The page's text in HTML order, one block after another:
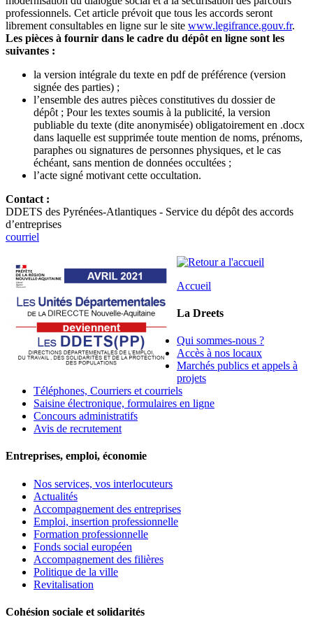
professionnels. Cet article prévoit que tous les accords seront
librement consultables en ligne sur le site www.legifrance.gouv.fr.
Les pièces à fournir dans le cadre du dépôt en ligne sont les
suivantes :
la version intégrale du texte en pdf de préférence (version
signée des parties) ;
l’ensemble des autres pièces constitutives du dossier de
dépôt ; Pour les textes soumis à la publicité, la version
publiable du texte (dite anonymisée) obligatoirement en .docx
dans laquelle est supprimée toute mention de noms, prénoms,
paraphes ou signatures de personnes physiques, et le cas
échéant, sans mention de données occultées ;
l’acte signé motivant cette occultation.
Contact :
DDETS des Pyrénées-Atlantiques - Service du dépôt des accords
d’entreprises
courriel
Accueil
La Dreets
Qui sommes-nous ?
Accès à nos locaux
Marchés publics et appels à
projets
Téléphones, Courriers et courriels
Saisine électronique, formulaires en ligne
Concours administratifs
Avis de recrutement
Entreprises, emploi, économie
Nos services, vos interlocuteurs
Actualités
Accompagnement des entreprises
Emploi, insertion professionnelle
Formation professionnelle
Fonds social européen
Accompagnement des filières
Politique de la ville
Revitalisation
Cohésion sociale et solidarités